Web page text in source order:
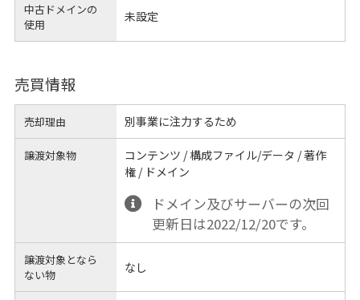
中古ドメインの
使用
未設定
売買情報
売却理由 別事業に注力するため
譲渡対象物
コンテンツ / 構成ファイル/データ / 著作
権 / ドメイン
ドメイン及びサーバーの次回
更新日は2022/12/20です。
譲渡対象となら
ない物
なし